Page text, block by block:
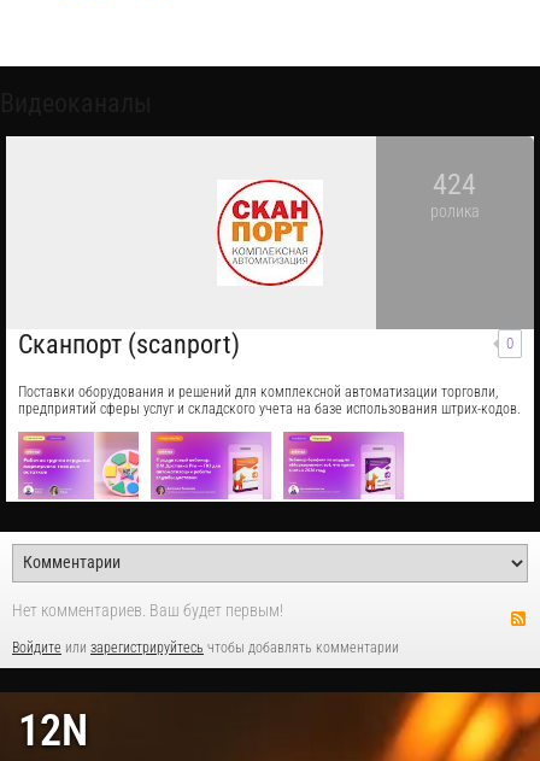
424
ролика
0
Сканпорт (scanport)
Поставки оборудования и решений для комплексной автоматизации торговли,
предприятий сферы услуг и складского учета на базе использования штрих-кодов.
Нет комментариев. Ваш будет первым!
Войдите или зарегистрируйтесь чтобы добавлять комментарии
12N